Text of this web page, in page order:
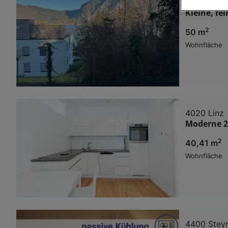
Kleine,
50 m2
Wohnfläche
4020 Linz
Moderne
40,41 m2
Wohnfläche
4400 Steyr
Wir und